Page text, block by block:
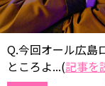
Q.今回オール広島
ところよ...(記事を